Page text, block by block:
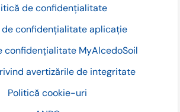
de confidențialitate
de confidențialitate aplicație
confidențialitate MyAlcedoSoil
avertizările de integritate
Politică cookie-uri